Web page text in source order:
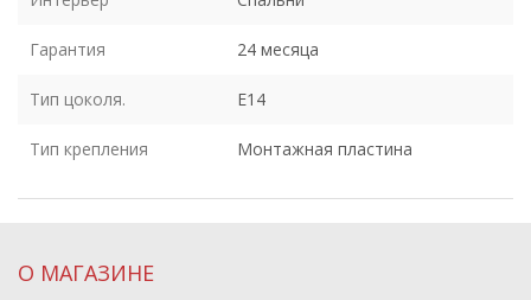
Гарантия 24 месяца
Тип цоколя. E14
Тип крепления Монтажная пластина
О МАГАЗИНЕ